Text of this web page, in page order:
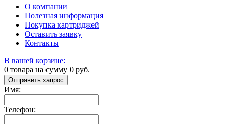
О компании
Полезная информация
Покупка картриджей
Оставить заявку
Контакты
В вашей корзине:
0 товара на сумму 0 руб.
Отправить запрос
Имя:
Телефон: